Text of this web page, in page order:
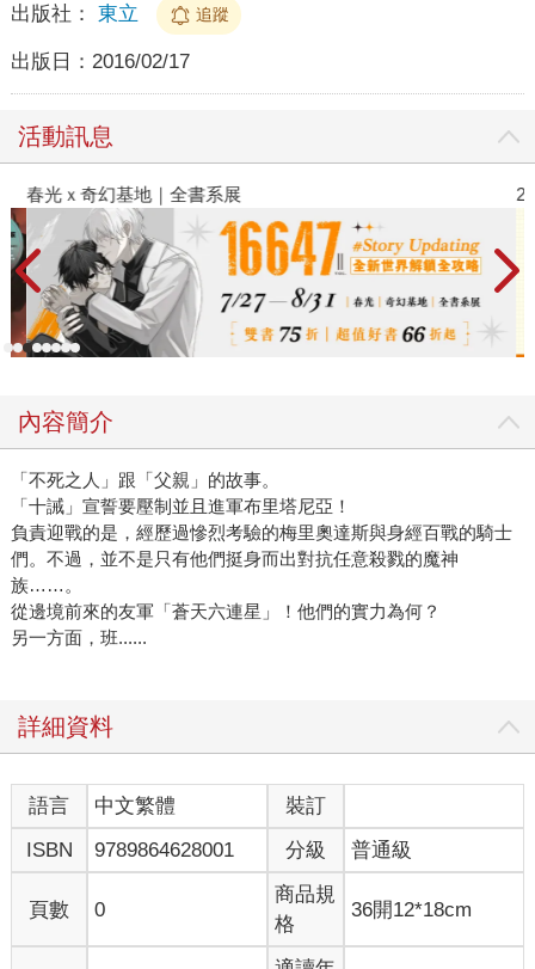
出版社： 東立 追蹤
出版日： 2016/02/17
活動訊息
春光ｘ奇幻基地｜全書系展
內容簡介
「不死之人」跟「父親」的故事。
「十誡」宣誓要壓制並且進軍布里塔尼亞！
負責迎戰的是，經歷過慘烈考驗的梅里奧達斯與身經百戰的騎士
們。不過，並不是只有他們挺身而出對抗任意殺戮的魔神
族……。
從邊境前來的友軍「蒼天六連星」！他們的實力為何？
另一方面，班......
詳細資料
語言 中文繁體
裝訂
ISBN
9789864628001 分級 普通級
頁數 0
商品規
格
36開12*18cm